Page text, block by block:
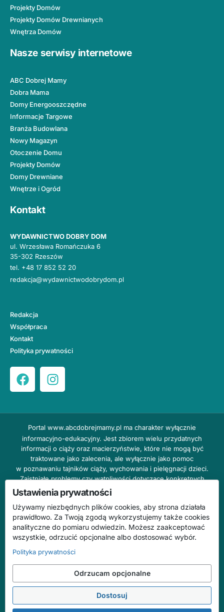
Projekty Domów
Projekty Domów Drewnianych
Wnętrza Domów
Nasze serwisy internetowe
ABC Dobrej Mamy
Dobra Mama
Domy Energooszczędne
Informacje Targowe
Branża Budowlana
Nowy Magazyn
Otoczenie Domu
Projekty Domów
Domy Drewniane
Wnętrze i Ogród
Kontakt
WYDAWNICTWO DOBRY DOM
ul. Wrzesława Romańczuka 6
35-302 Rzeszów
tel. +48 17 852 52 20
redakcja@wydawnictwodobrydom.pl
Redakcja
Współpraca
Kontakt
Polityka prywatności
Portal www.abcdobrejmamy.pl ma charakter wyłącznie
informacyjno-edukacyjny. Jest zbiorem wielu przydatnych
informacji o ciąży oraz macierzyństwie, które nie mogą być
traktowane jako zalecenia, ale wyłącznie jako pomoc
w poznawaniu tajników ciąży, wychowania i pielęgnacji dzieci.
Zaistniałe problemy czy wątpliwości dotyczące konkretnych
przypadków należy bezzwłocznie konsultować z prowadzącym
lekarzem ginekologiem lub innym stosownym specjalistą w danej
dziedzinie. DOBRY DOM nie odpowiada za treść reklam,
nie ponosi również żadnych konsekwencji prawnych ani
odpowiedzialności za następstwa mogące wyniknąć na skutek
zastosowania podanych informacji bez wcześniejszej konsultacji
Na stronie abcdobrejmamy.pl mogą występować wpisy
o charakterze reklamowym.
© 2026 ABC Dobrej Mamy. Wszelkie prawa zastrzeżone.
Ustawienia prywatności
Używamy niezbędnych plików cookies, aby strona działała
prawidłowo. Za Twoją zgodą wykorzystujemy także cookies
analityczne do pomiaru odwiedzin. Możesz zaakceptować
wszystkie, odrzucić opcjonalne albo dostosować wybór.
Polityka prywatności
Odrzucam opcjonalne
Dostosuj